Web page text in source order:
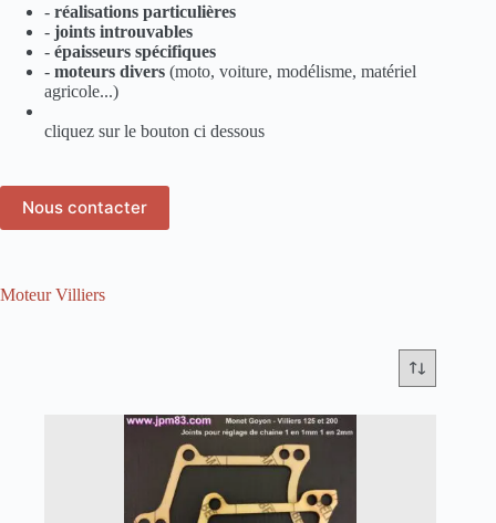
Moteur Villiers
- réalisations particulières
- joints introuvables
- épaisseurs spécifiques
- moteurs divers (moto, voiture, modélisme, matériel
agricole...)
cliquez sur le bouton ci dessous
Nous contacter